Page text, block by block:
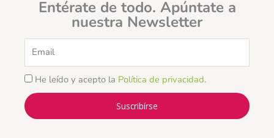
Entérate de todo. Apúntate a
nuestra Newsletter
He leído y acepto la Política de privacidad.
Suscribírse